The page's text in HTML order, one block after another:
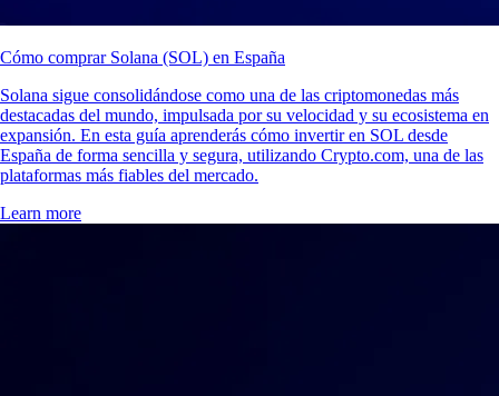
Cómo comprar Solana (SOL) en España
Solana sigue consolidándose como una de las criptomonedas más
destacadas del mundo, impulsada por su velocidad y su ecosistema en
expansión. En esta guía aprenderás cómo invertir en SOL desde
España de forma sencilla y segura, utilizando Crypto.com, una de las
plataformas más fiables del mercado.
Learn more